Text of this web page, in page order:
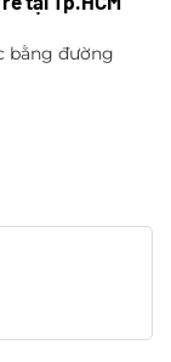
bằng đường